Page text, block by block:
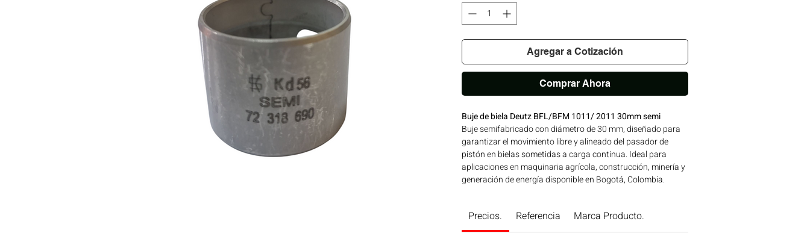
Agregar a Cotización
Comprar Ahora
Buje de biela Deutz BFL/BFM 1011/ 2011 30mm semi
Buje semifabricado con diámetro de 30 mm, diseñado para
garantizar el movimiento libre y alineado del pasador de
pistón en bielas sometidas a carga continua. Ideal para
aplicaciones en maquinaria agrícola, construcción, minería y
generación de energía disponible en Bogotá, Colombia.
Precios. Referencia Marca Producto.